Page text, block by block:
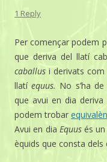
1 Reply
Per començar podem
que deriva del llatí
caballus i derivats
llatíequus. No s’ha
que avui en dia deriva
podem trobar
Avui en dia Equusés un
èquids que consta dels